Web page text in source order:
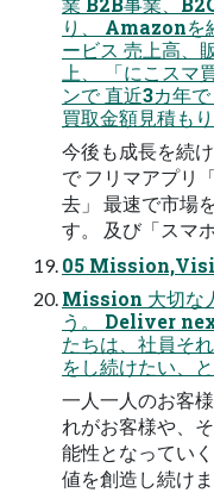
り、 Amazonを
ービス 売上高、
上、 「にこスマ
ンで 直近3カ年
買取金額見積もり
今後も成長を続
で フリマアプリ
去」 最速で市場
す。 及び「スマ
05
Mission 大切な
う。 Deliver
たちは、社員そ
をし続けたい、
一人一人のお客
れがお客様や、
能性となってい
値を創造し続け